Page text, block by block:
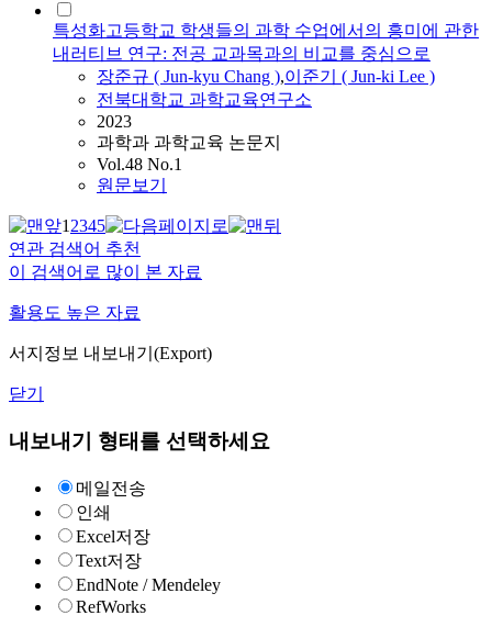
특성화고등학교 학생들의 과학 수업에서의 흥미에 관한
내러티브 연구: 전공 교과목과의 비교를 중심으로
장준규 ( Jun-kyu Chang ),이준기 ( Jun-ki Lee )
전북대학교 과학교육연구소
2023
과학과 과학교육 논문지
Vol.48 No.1
원문보기
12345
연관 검색어 추천
이 검색어로 많이 본 자료
활용도 높은 자료
서지정보 내보내기(Export)
닫기
내보내기 형태를 선택하세요
메일전송
인쇄
Excel저장
Text저장
EndNote / Mendeley
RefWorks